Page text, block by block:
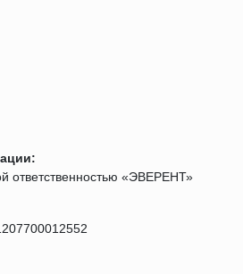
ответственностью «ЭВЕРЕНТ»